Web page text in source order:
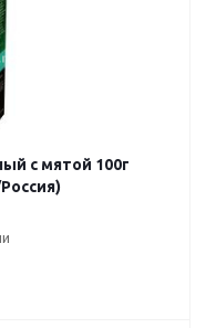
с мятой 100г